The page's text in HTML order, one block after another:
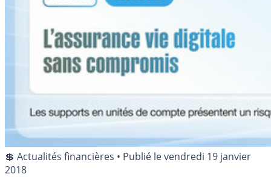
💲 Actualités financières • Publié levendredi 19 janvier
2018